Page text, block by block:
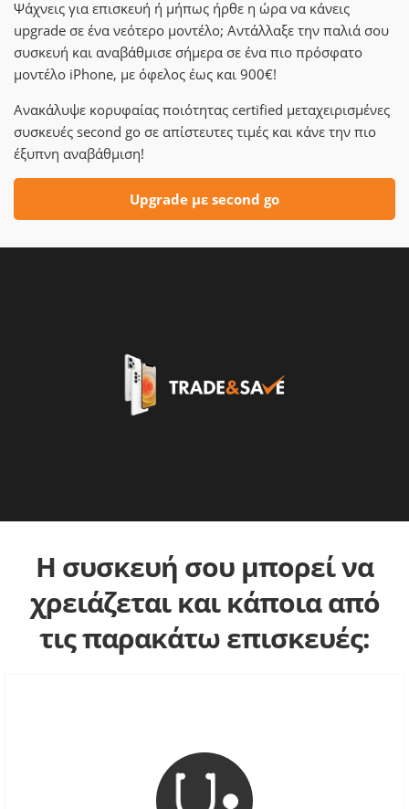
Ψάχνεις για επισκευή ή μήπως ήρθε η ώρα να κάνεις
upgrade σε ένα νεότερο μοντέλο; Αντάλλαξε την παλιά σου
συσκευή και αναβάθμισε σήμερα σε ένα πιο πρόσφατο
μοντέλο iPhone, με όφελος έως και 900€!
Ανακάλυψε κορυφαίας ποιότητας certified μεταχειρισμένες
συσκευές second go σε απίστευτες τιμές και κάνε την πιο
έξυπνη αναβάθμιση!
Upgrade με second go
Η συσκευή σου μπορεί να
χρειάζεται και κάποια από
τις παρακάτω επισκευές: